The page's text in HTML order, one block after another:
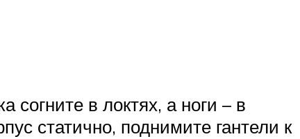
согните в локтях, а ноги – в
статично, поднимите гантели к